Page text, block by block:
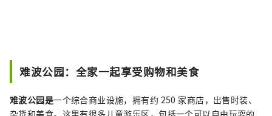
难波公园：全家一起享受购物和美食
难波公园是一个综合商业设施，拥有约 250 家商店，出售时装、